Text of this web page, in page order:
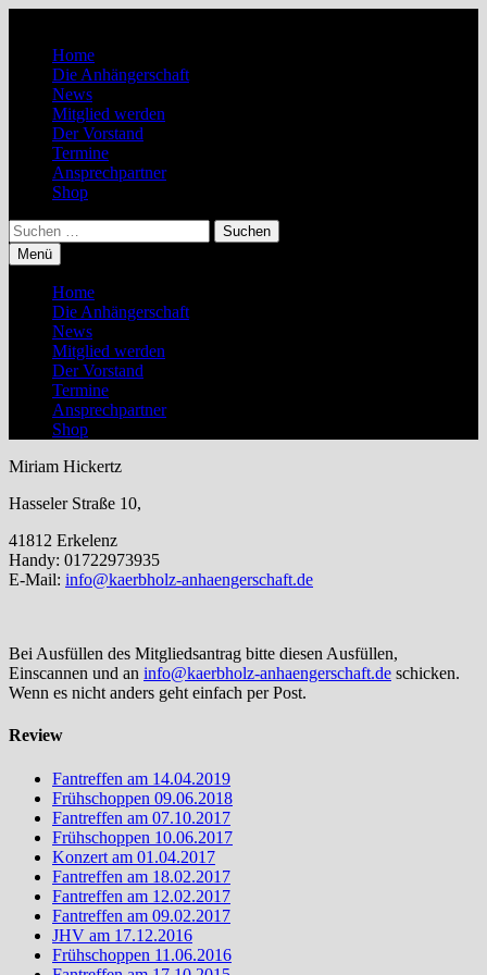
springenHome
Die Anhängerschaft
News
Mitglied werden
Der Vorstand
Termine
Ansprechpartner
Shop
Suchen
nach:
Menü
Home
Die Anhängerschaft
News
Mitglied werden
Der Vorstand
Termine
Ansprechpartner
Shop
Miriam Hickertz
Hasseler Straße 10,
41812 Erkelenz
Handy: 01722973935
E-Mail: info@kaerbholz-anhaengerschaft.de
Bei Ausfüllen des Mitgliedsantrag bitte diesen Ausfüllen,
Einscannen und an info@kaerbholz-anhaengerschaft.de schicken.
Wenn es nicht anders geht einfach per Post.
Review
Fantreffen am 14.04.2019
Frühschoppen 09.06.2018
Fantreffen am 07.10.2017
Frühschoppen 10.06.2017
Konzert am 01.04.2017
Fantreffen am 18.02.2017
Fantreffen am 12.02.2017
Fantreffen am 09.02.2017
JHV am 17.12.2016
Frühschoppen 11.06.2016